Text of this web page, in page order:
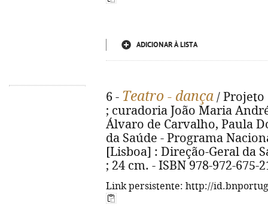
ADICIONAR À LISTA
6 - Teatro - dança / Projeto
; curadoria João Maria
Álvaro de Carvalho, Paula
da Saúde - Programa
[Lisboa] : Direção-Geral da
; 24 cm. - ISBN 978-972-675-
Link persistente: http://